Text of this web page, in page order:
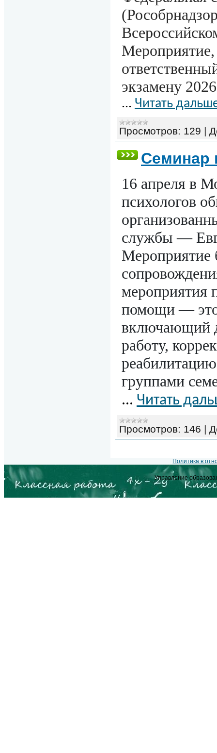
Мероприятие,
экзамену
... Читать
Просмотров: 129 |
Семинар
16 апреля в
психологов
службы —
Мероприятие
мероприятия
помощи — это
включающий
работу,
группами
... Читать
Просмотров: 146 |
Политика в
Управление